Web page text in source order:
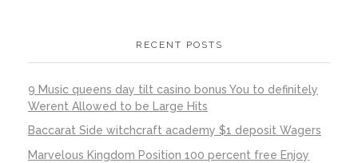
RECENT POSTS
9 Music queens day tilt casino bonus You to definitely
Werent Allowed to be Large Hits
Baccarat Side witchcraft academy $1 deposit Wagers
Marvelous Kingdom Position 100 percent free Enjoy